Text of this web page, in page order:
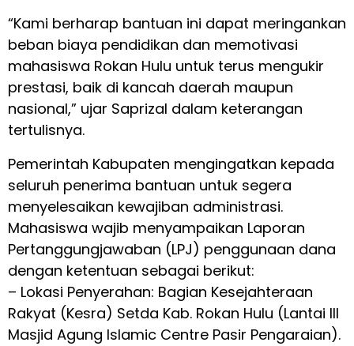
“Kami berharap bantuan ini dapat meringankan
beban biaya pendidikan dan memotivasi
mahasiswa Rokan Hulu untuk terus mengukir
prestasi, baik di kancah daerah maupun
nasional,” ujar Saprizal dalam keterangan
tertulisnya.
Pemerintah Kabupaten mengingatkan kepada
seluruh penerima bantuan untuk segera
menyelesaikan kewajiban administrasi.
Mahasiswa wajib menyampaikan Laporan
Pertanggungjawaban (LPJ) penggunaan dana
dengan ketentuan sebagai berikut:
– Lokasi Penyerahan: Bagian Kesejahteraan
Rakyat (Kesra) Setda Kab. Rokan Hulu (Lantai III
Masjid Agung Islamic Centre Pasir Pengaraian).